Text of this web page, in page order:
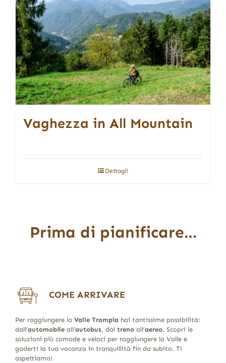
Vaghezza in All Mountain
Dettagli
Prima di pianificare…
COME ARRIVARE
Per raggiungere la Valle Trompia hai tantissime possibilità:
dall’automobileall’autobus, dal trenoall’aereo. Scopri le
soluzioni più comode e veloci per raggiungere la Valle e
goderti la tua vacanza in tranquillità fin da subito. Ti
aspettiamo!